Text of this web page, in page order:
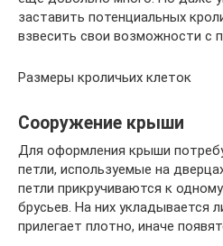
заставить потенциальных
взвесить свои возможности с
Размеры кроличьих клеток
Сооружение крыши
Для оформления крыши
петли, используемые на
петли прикручиваются к
брусьев. На них укладывается
прилегает плотно, иначе